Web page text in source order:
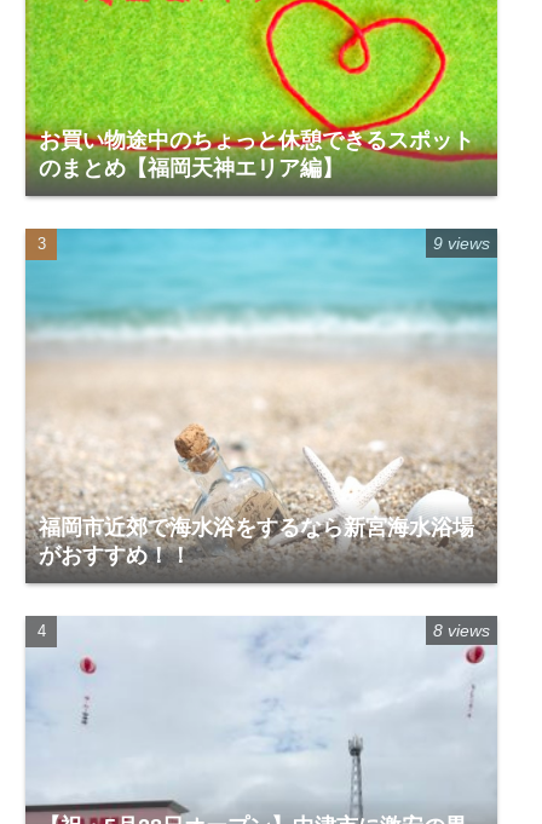
お買い物途中のちょっと休憩できるスポット
のまとめ【福岡天神エリア編】
福岡市近郊で海水浴をするなら新宮海水浴場
がおすすめ！！
9 views
8 views